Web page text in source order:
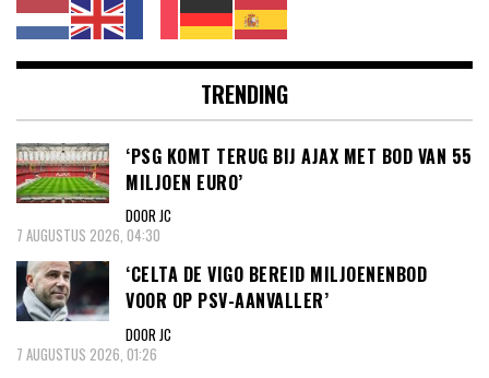
TRENDING
‘PSG KOMT TERUG BIJ AJAX MET BOD VAN 55
MILJOEN EURO’
DOOR JC
7 AUGUSTUS 2026, 04:30
‘CELTA DE VIGO BEREID MILJOENENBOD
VOOR OP PSV-AANVALLER’
DOOR JC
7 AUGUSTUS 2026, 01:26